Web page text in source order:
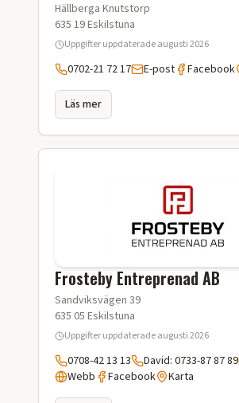
Hällberga Knutstorp
635 19Eskilstuna
Uppgifter uppdateradeaugusti 2026
0702-21 72 17 E-post Facebook
Läs mer
Frosteby Entreprenad AB
Sandviksvägen 39
635 05 Eskilstuna
Uppgifter uppdateradeaugusti 2026
0708-42 13 13 David: 0733-87 87 89
Webb
Facebook Karta